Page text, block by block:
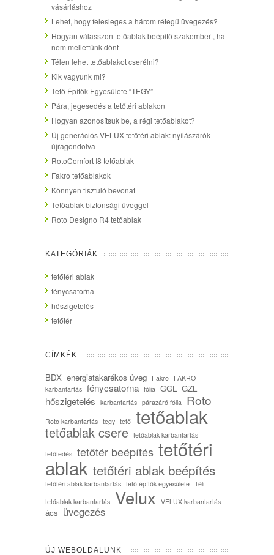
vásárláshoz
Lehet, hogy felesleges a három rétegű üvegezés?
Hogyan válasszon tetőablak beépítő szakembert, ha
nem mellettünk dönt
Télen lehet tetőablakot cserélni?
Kik vagyunk mi?
Tető Építők Egyesülete “TEGY”
Pára, jegesedés a tetőtéri ablakon
Hogyan azonosítsuk be, a régi tetőablakot?
Új generációs VELUX tetőtéri ablak: nyílászárók
újragondolva
RotoComfort I8 tetőablak
Fakro tetőablakok
Könnyen tisztuló bevonat
Tetőablak biztonsági üveggel
Roto Designo R4 tetőablak
KATEGÓRIÁK
tetőtéri ablak
fénycsatorna
hőszigetelés
tetőtér
CÍMKÉK
BDX energiatakarékos üveg Fakro FAKRO
karbantartás fénycsatorna fólia GGL GZL
hőszigetelés karbantartás párazáró fólia Roto
Roto karbantartás tegy tető tetőablak
tetőablak csere tetőablak karbantartás
tetőfedés tetőtér beépítés tetőtéri
ablak tetőtéri ablak beépítés
tetőtéri ablak karbantartás tető építők egyesülete Téli
tetőablak karbantartás Velux VELUX karbantartás
ács üvegezés
ÚJ WEBOLDALUNK